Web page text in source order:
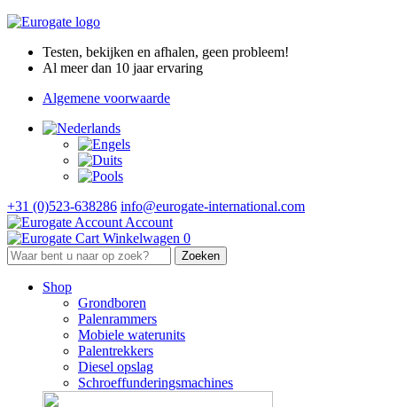
Testen, bekijken en afhalen, geen probleem!
Al meer dan 10 jaar ervaring
Algemene voorwaarde
+31 (0)523-638286 info@eurogate-international.com
Account
Winkelwagen 0
Shop
Grondboren
Palenrammers
Mobiele waterunits
Palentrekkers
Diesel opslag
Schroeffunderingsmachines